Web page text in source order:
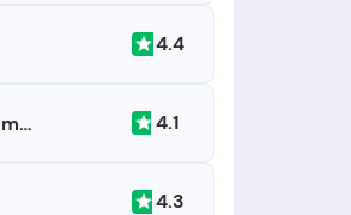
4.4
Turbosto.com.ua 4.1
4.3